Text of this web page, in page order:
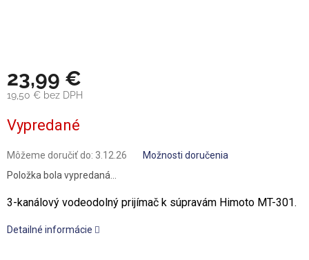
23,99 €
19,50 € bez DPH
cena:
Vypredané
Môžeme doručiť do: 3.12.26
Možnosti doručenia
Položka bola vypredaná…
3-kanálový vodeodolný prijímač k súpravám Himoto MT-301.
Detailné informácie